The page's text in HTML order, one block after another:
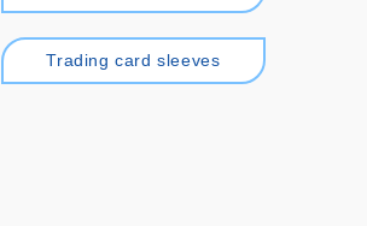
Trading card sleeves